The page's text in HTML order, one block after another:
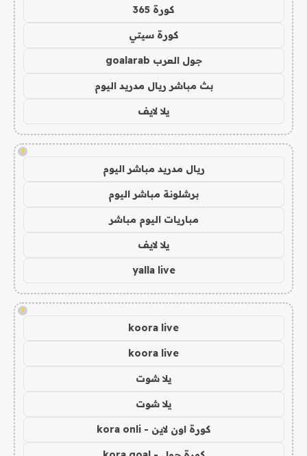
كورة 365
كورة سيتي
جول العرب goalarab
بث مباشر ريال مدريد اليوم
يلا لايف
!
ريال مدريد مباشر اليوم
برشلونة مباشر اليوم
مباريات اليوم مباشر
يلا لايف
yalla live
!
koora live
koora live
يلا شوت
يلا شوت
كورة اون لاين - kora onli